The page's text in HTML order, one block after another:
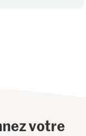
votre